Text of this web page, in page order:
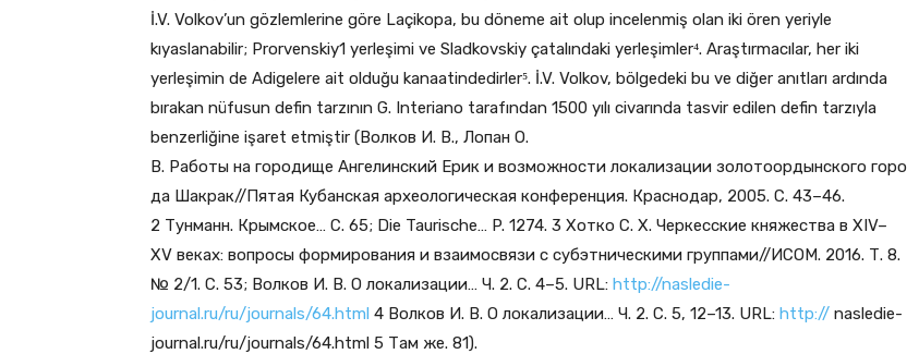
İ.V. Volkov’un gözlemlerine göre Laçikopa, bu döneme ait olup incelenmiş olan iki ören yeriyle
kıyaslanabilir; Prorvenskiy1 yerleşimi ve Sladkovskiy çatalındaki yerleşimler⁴. Araştırmacılar, her iki
yerleşimin de Adigelere ait olduğu kanaatindedirler⁵. İ.V. Volkov, bölgedeki bu ve diğer anıtları ardında
bırakan nüfusun defin tarzının G. Interiano tarafından 1500 yılı civarında tasvir edilen defin tarzıyla
benzerliğine işaret etmiştir (Волков И. В., Лопан О.
В. Работы на городище Ангелинский Ерик и возможности локализации золотоордынского горо
да Шакрак//Пятая Кубанская археологическая конференция. Краснодар, 2005. С. 43–46.
2 Тунманн. Крымское… С. 65; Die Taurische… P. 1274. 3 Хотко С. Х. Черкесские княжества в XIV–
XV веках: вопросы формирования и взаимосвязи с субэтническими группами//ИСОМ. 2016. Т. 8.
№ 2/1. С. 53; Волков И. В. О локализации… Ч. 2. С. 4–5. URL: http://nasledie-
journal.ru/ru/journals/64.html 4 Волков И. В. О локализации… Ч. 2. С. 5, 12–13. URL: http:// nasledie-
journal.ru/ru/journals/64.html 5 Там же. 81).